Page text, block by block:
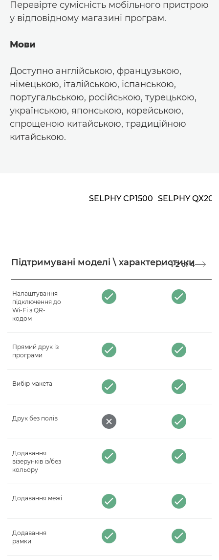
Перевірте сумісність мобільного пристрою
у відповідному магазині програм.
Мови
Доступно англійською, французькою,
німецькою, італійською, іспанською,
португальською, російською, турецькою,
українською, японською, корейською,
спрощеною китайською, традиційною
китайською.
Підтримувані моделі \ характеристики
SELPHY CP1500 SELPHY QX20
1-2 of 4
Налаштування
підключення до
Wi-Fi з QR-
кодом
Прямий друк із
програми
Вибір макета
Друк без полів
Додавання
візерунків із/без
кольору
Додавання межі
Додавання
рамки